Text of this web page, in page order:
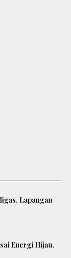
Lapangan
Energi Hijau,